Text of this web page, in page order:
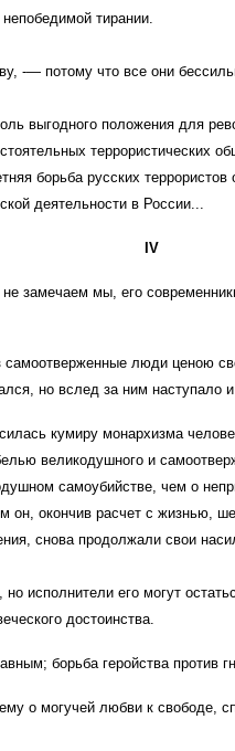
тирании.
-— потому что все они
выгодного положения для
террористических
борьба русских
деятельности в России...
IV
замечаем мы, его
люди ценою
но вслед за ним наступало и
кумиру монархизма
великодушного и
самоубийстве, чем о
окончив расчет с
снова продолжали свои
исполнители его могут
достоинства.
борьба геройства против
о могучей любви к